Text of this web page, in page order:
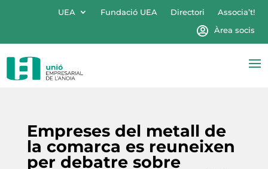
UEA Fundació UEA Directori
Associa’t!
Àrea socis
Empreses del metall de
la comarca es reuneixen
per debatre sobre